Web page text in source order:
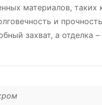
материалов, таких
и
захват, а отделка –